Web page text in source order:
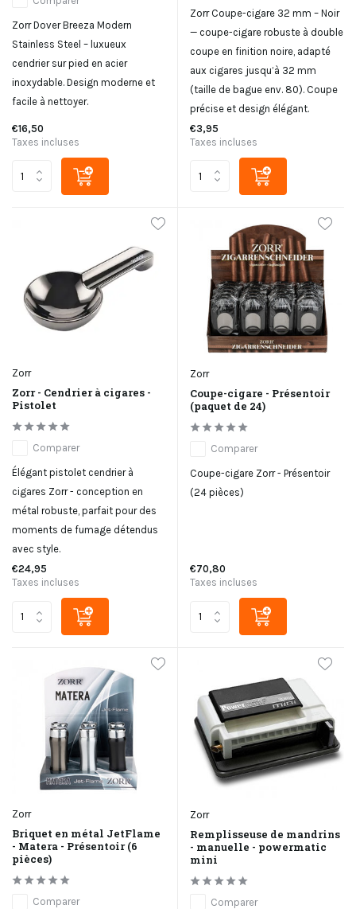
Zorr Dover Breeza Modern
Stainless Steel – luxueux
cendrier sur pied en acier
inoxydable. Design moderne et
facile à nettoyer.
€16,50
Taxes incluses
Zorr Coupe-cigare 32 mm – Noir
— coupe-cigare robuste à double
coupe en finition noire, adapté
aux cigares jusqu’à 32 mm
(taille de bague env. 80). Coupe
précise et design élégant.
€3,95
Taxes incluses
Zorr
Zorr - Cendrier à cigares -
Pistolet
Comparer
Élégant pistolet cendrier à
cigares Zorr - conception en
métal robuste, parfait pour des
moments de fumage détendus
avec style.
€24,95
Taxes incluses
Zorr
Coupe-cigare - Présentoir
(paquet de 24)
Comparer
Coupe-cigare Zorr - Présentoir
(24 pièces)
€70,80
Taxes incluses
Zorr
Briquet en métal JetFlame
- Matera - Présentoir (6
pièces)
Comparer
Zorr
Remplisseuse de mandrins
- manuelle - powermatic
mini
Comparer